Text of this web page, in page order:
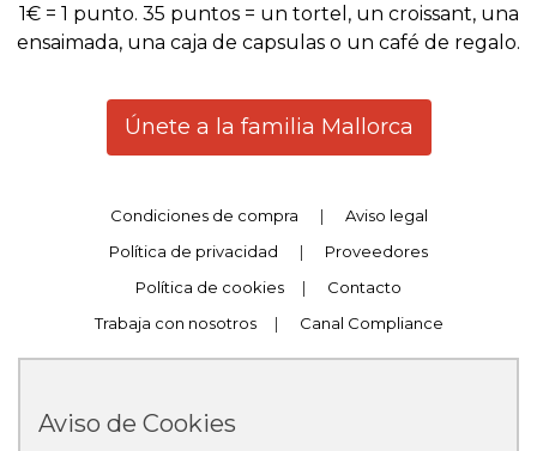
1€ = 1 punto. 35 puntos = un tortel, un croissant, una
ensaimada, una caja de capsulas o un café de regalo.
Únete a la familia Mallorca
Condiciones de compra |
Aviso legal
Política de privacidad
|
Proveedores
Política de cookies
|
Contacto
Trabaja con nosotros
| Canal Compliance
Aviso de Cookies